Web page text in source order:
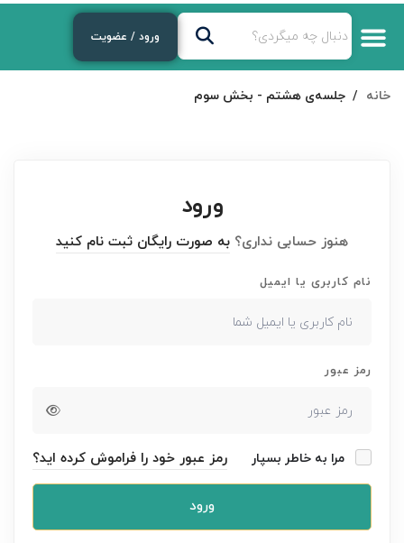
ورود / عضویت
خانه جلسه‌ی هشتم - بخش سوم
ورود
هنوز حسابی نداری؟ به صورت رایگان ثبت نام کنید
نام کاربری یا ایمیل
رمز عبور
مرا به خاطر بسپار رمز عبور خود را فراموش کرده اید؟
ورود